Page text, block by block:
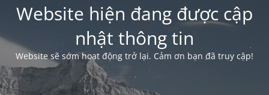
Website hiện đang được cập
nhật thông tin
Website sẽ sớm hoạt động trở lại. Cảm ơn bạn đã truy cập!